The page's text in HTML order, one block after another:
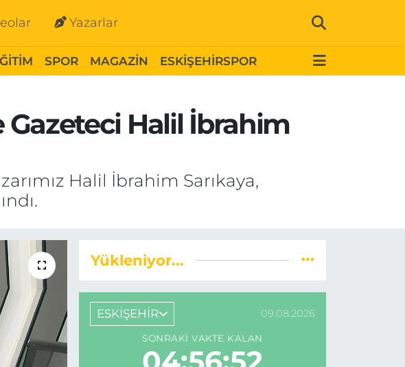
Yazarlar
SPOR MAGAZİN ESKİŞEHİRSPOR
Gazeteci Halil İbrahim
Halil İbrahim Sarıkaya,
Yükleniyor...
ESKİŞEHİR 09.08.2026
SONRAKI VAKTE KALAN